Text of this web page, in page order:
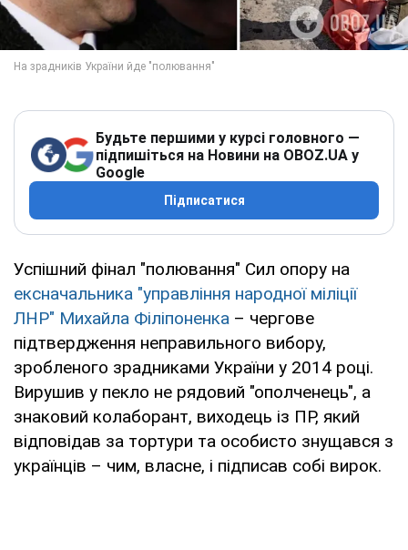
Будьте першими у курсі головного —
підпишіться на Новини на OBOZ.UA у
Google
Підписатися
Успішний фінал "полювання" Сил опору на
ексначальника "управління народної міліції
ЛНР" Михайла Філіпоненка – чергове
підтвердження неправильного вибору,
зробленого зрадниками України у 2014 році.
Вирушив у пекло не рядовий "ополченець", а
знаковий колаборант, виходець із ПР, який
відповідав за тортури та особисто знущався з
українців – чим, власне, і підписав собі вирок.